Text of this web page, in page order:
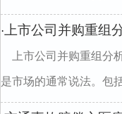
· 上市公司并购重组
上市公司并购重组
是市场的通常说法。包